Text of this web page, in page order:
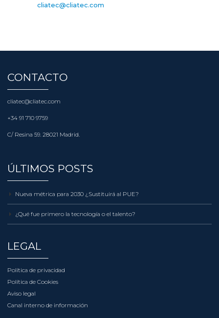
cliatec@cliatec.com
CONTACTO
cliatec@cliatec.com
+34 91 710 9759
C/ Resina 59. 28021 Madrid.
ÚLTIMOS POSTS
Nueva métrica para 2030 ¿Sustituirá al PUE?
¿Qué fue primero la tecnología o el talento?
LEGAL
Política de privacidad
Política de Cookies
Aviso legal
Canal interno de información